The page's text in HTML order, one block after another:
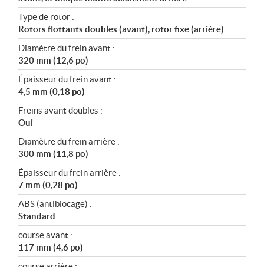
Type de rotor :
Rotors flottants doubles (avant), rotor fixe (arrière)
Diamètre du frein avant :
320 mm (12,6 po)
Épaisseur du frein avant :
4,5 mm (0,18 po)
Freins avant doubles :
Oui
Diamètre du frein arrière :
300 mm (11,8 po)
Épaisseur du frein arrière :
7 mm (0,28 po)
ABS (antiblocage) :
Standard
course avant :
117 mm (4,6 po)